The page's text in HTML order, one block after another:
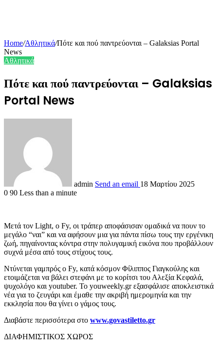
Home/Αθλητικά/Πότε και πού παντρεύονται – Galaksias Portal
News
Αθλητικά
Πότε και πού παντρεύονται – Galaksias
Portal News
admin Send an email 18 Μαρτίου 2025
0 90 Less than a minute
Μετά τον Light, ο Fy, οι τράπερ αποφάσισαν ομαδικά να πουν το
μεγάλο “ναι” και να αφήσουν μια για πάντα πίσω τους την εργένικη
ζωή, πηγαίνοντας κόντρα στην πολυγαμική εικόνα που προβάλλουν
συχνά μέσα από τους στίχους τους.
Ντύνεται γαμπρός ο Fy, κατά κόσμον Φίλιππος Γιαγκούλης και
ετοιμάζεται να βάλει στεφάνι με το κορίτσι του Αλεξία Κεφαλά,
ψυχολόγο και youtuber. Το youweekly.gr εξασφάλισε αποκλειστικά
νέα για το ζευγάρι και έμαθε την ακριβή ημερομηνία και την
εκκλησία που θα γίνει ο γάμος τους.
Διαβάστε περισσότερα στο www.govastiletto.gr
ΔΙΑΦΗΜΙΣΤΙΚΟΣ ΧΩΡΟΣ